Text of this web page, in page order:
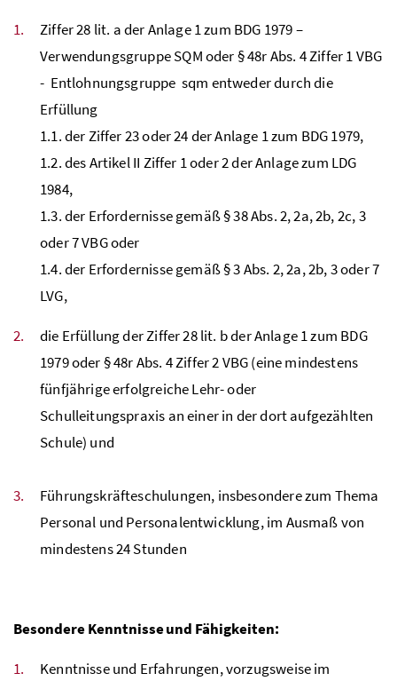
Ziffer 28 lit. a der Anlage 1 zum BDG 1979 –
VerwendungsgruppeSQModer § 48rAbs. 4 Ziffer 1VBG
- Entlohnungsgruppe sqm entweder durch die
Erfüllung
1.1. der Ziffer 23 oder 24 der Anlage 1 zum BDG1979,
1.2. des Artikel II Ziffer 1 oder 2 der Anlage zum LDG
1984,
1.3. der Erfordernisse gemäß § 38Abs.2, 2a, 2b, 2c, 3
oder 7VBGoder
1.4. der Erfordernisse gemäß § 3Abs. 2, 2a, 2b, 3 oder 7
LVG,
die Erfüllung der Ziffer 28 lit. b der Anlage 1 zum BDG
1979 oder § 48rAbs. 4 Ziffer 2VBG(eine mindestens
fünfjährige erfolgreiche Lehr- oder
Schulleitungspraxis an einer in der dort aufgezählten
Schule) und
Führungskräfteschulungen, insbesondere zum Thema
Personal und Personalentwicklung, im Ausmaß von
mindestens 24 Stunden
Besondere Kenntnisse und Fähigkeiten:
Kenntnisse und Erfahrungen, vorzugsweise im